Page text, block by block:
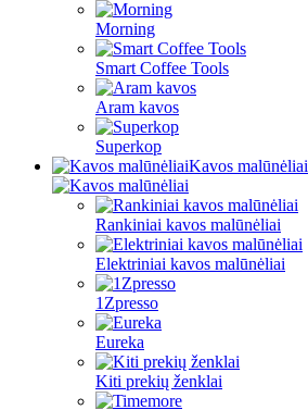
Morning
Smart Coffee Tools
Aram kavos
Superkop
Kavos malūnėliai
Rankiniai kavos malūnėliai
Elektriniai kavos malūnėliai
1Zpresso
Eureka
Kiti prekių ženklai